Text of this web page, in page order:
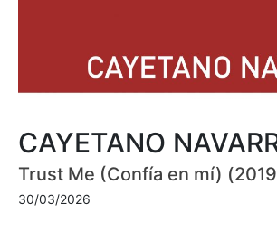
CAYETANO
Trust Me (Confía en mí)
30/03/2026